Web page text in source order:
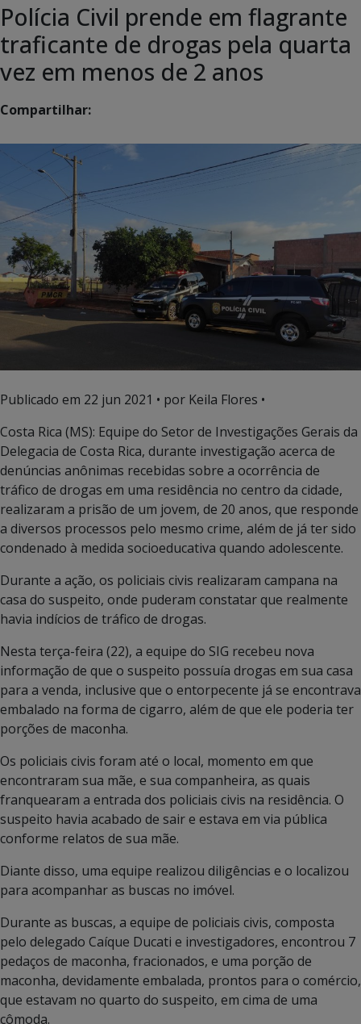
Polícia Civil prende em flagrante
traficante de drogas pela quarta
vez em menos de 2 anos
Compartilhar:
Publicado em 22 jun 2021 • por Keila Flores •
Costa Rica (MS): Equipe do Setor de Investigações Gerais da
Delegacia de Costa Rica, durante investigação acerca de
denúncias anônimas recebidas sobre a ocorrência de
tráfico de drogas em uma residência no centro da cidade,
realizaram a prisão de um jovem, de 20 anos, que responde
a diversos processos pelo mesmo crime, além de já ter sido
condenado à medida socioeducativa quando adolescente.
Durante a ação, os policiais civis realizaram campana na
casa do suspeito, onde puderam constatar que realmente
havia indícios de tráfico de drogas.
Nesta terça-feira (22), a equipe do SIG recebeu nova
informação de que o suspeito possuía drogas em sua casa
para a venda, inclusive que o entorpecente já se encontrava
embalado na forma de cigarro, além de que ele poderia ter
porções de maconha.
Os policiais civis foram até o local, momento em que
encontraram sua mãe, e sua companheira, as quais
franquearam a entrada dos policiais civis na residência. O
suspeito havia acabado de sair e estava em via pública
conforme relatos de sua mãe.
Diante disso, uma equipe realizou diligências e o localizou
para acompanhar as buscas no imóvel.
Durante as buscas, a equipe de policiais civis, composta
pelo delegado Caíque Ducati e investigadores, encontrou 7
pedaços de maconha, fracionados, e uma porção de
maconha, devidamente embalada, prontos para o comércio,
que estavam no quarto do suspeito, em cima de uma
cômoda.